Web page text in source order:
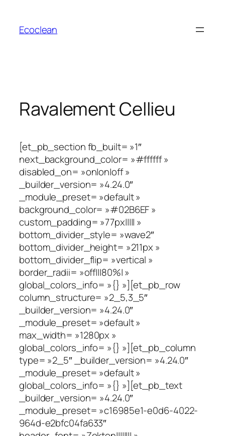
contenu
Ecoclean
Ravalement Cellieu
[et_pb_section fb_built= »1″
next_background_color= »#ffffff »
disabled_on= »on|on|off »
_builder_version= »4.24.0″
_module_preset= »default »
background_color= »#02B6EF »
custom_padding= »77px||||| »
bottom_divider_style= »wave2″
bottom_divider_height= »211px »
bottom_divider_flip= »vertical »
border_radii= »off|||80%| »
global_colors_info= »{} »][et_pb_row
column_structure= »2_5,3_5″
_builder_version= »4.24.0″
_module_preset= »default »
max_width= »1280px »
global_colors_info= »{} »][et_pb_column
type= »2_5″ _builder_version= »4.24.0″
_module_preset= »default »
global_colors_info= »{} »][et_pb_text
_builder_version= »4.24.0″
_module_preset= »c16985e1-e0d6-4022-
964d-e2bfc04fa633″